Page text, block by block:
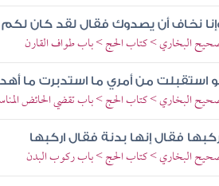
نخاف أن يصدوك فقال لقد كان
البخاري > كتاب الحج > باب طواف القارن
استقبلت من أمري ما استدبرت ما
البخاري > كتاب الحج > باب تقضي الحائض
فقال إنها بدنة فقال اركبها
البخاري > كتاب الحج > باب ركوب البدن